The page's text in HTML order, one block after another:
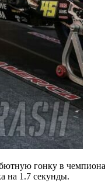
гонку в
на 1.7 секунды.